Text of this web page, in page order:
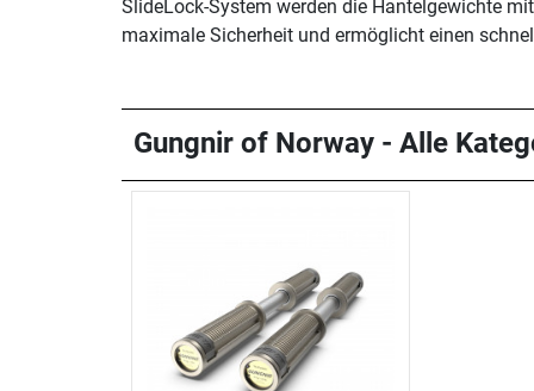
SlideLock-System werden die Hantelgewichte
maximale Sicherheit und ermöglicht einen
Gungnir of Norway - Alle